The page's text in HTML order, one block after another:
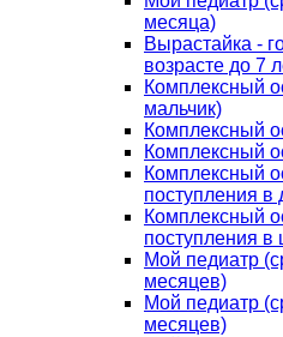
месяца)
Вырастайка -
возрасте до 7
Комплексный
мальчик)
Комплексный
Комплексный
Комплексный
поступления в
Комплексный
поступления в
Мой педиатр
месяцев)
Мой педиатр
месяцев)